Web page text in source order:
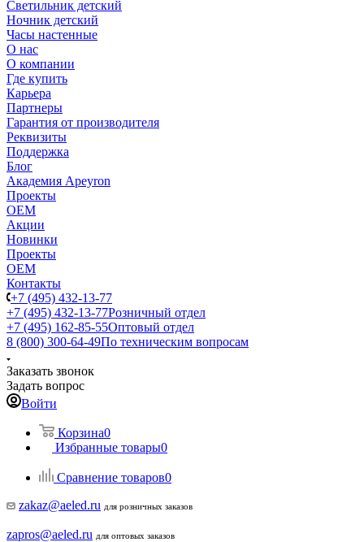
Светильник детский
Ночник детский
Часы настенные
О нас
О компании
Где купить
Карьера
Партнеры
Гарантия от производителя
Реквизиты
Поддержка
Блог
Академия Apeyron
Проекты
ОЕМ
Акции
Новинки
Проекты
ОЕМ
Контакты
+7 (495) 432-13-77
+7 (495) 432-13-77Розничный отдел
+7 (495) 162-85-55Оптовый отдел
8 (800) 300-64-49По техническим вопросам
Заказать звонок
Задать вопрос
Войти
Корзина0
Избранные товары0
Сравнение товаров0
zakaz@aeled.ru для розничных заказов
zapros@aeled.ru для оптовых заказов